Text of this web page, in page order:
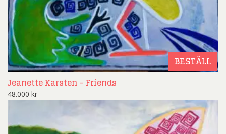
BESTÄLL
Jeanette Karsten – Friends
48.000 kr